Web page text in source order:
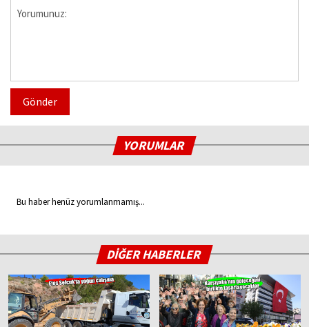
Gönder
YORUMLAR
Bu haber henüz yorumlanmamış...
DİĞER HABERLER